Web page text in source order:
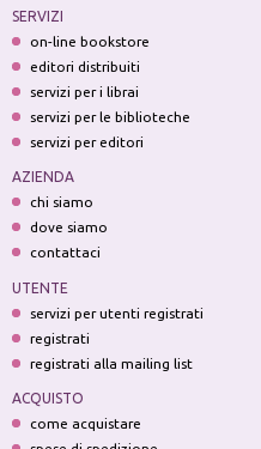
SERVIZI
on-line bookstore
editori distribuiti
servizi per i librai
servizi per le biblioteche
servizi per editori
AZIENDA
chi siamo
dove siamo
contattaci
UTENTE
servizi per utenti registrati
registrati
registrati alla mailing list
ACQUISTO
come acquistare